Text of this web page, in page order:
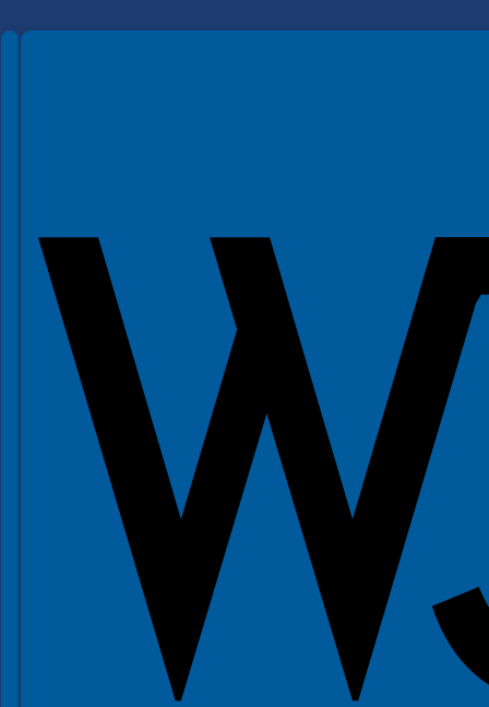
Spełniamy standardy WCAG 2.2
Spełniamy standardy W3C